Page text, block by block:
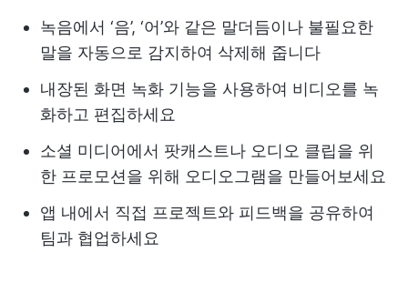
녹음에서 ‘음’, ‘어’와 같은 말더듬이나 불필요한
말을 자동으로 감지하여 삭제해 줍니다
내장된 화면 녹화 기능을 사용하여 비디오를 녹
화하고 편집하세요
소셜 미디어에서 팟캐스트나 오디오 클립을 위
한 프로모션을 위해 오디오그램을 만들어보세요
앱 내에서 직접 프로젝트와 피드백을 공유하여
팀과 협업하세요